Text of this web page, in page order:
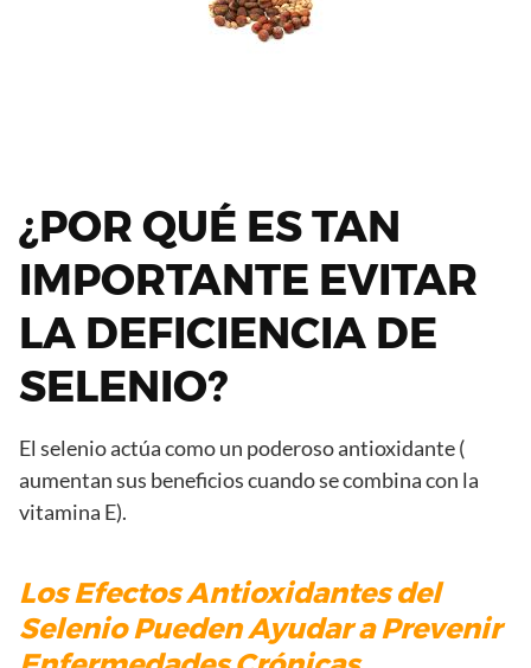
¿POR QUÉ ES TAN
IMPORTANTE EVITAR
LA DEFICIENCIA DE
SELENIO?
El selenio actúa como un poderoso antioxidante (
aumentan sus beneficios cuando se combina con la
vitamina E).
Los Efectos Antioxidantes del
Selenio Pueden Ayudar a Prevenir